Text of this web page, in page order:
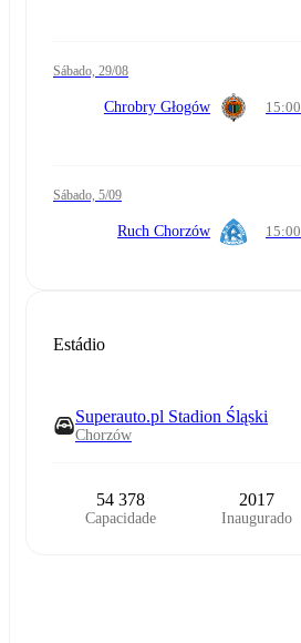
sábado, 29/08
Chrobry Głogów 15:00
sábado, 5/09
Ruch Chorzów 15:00
Estádio
Superauto.pl Stadion Śląski
Chorzów
54 378
Capacidade
2017
Inaugurado